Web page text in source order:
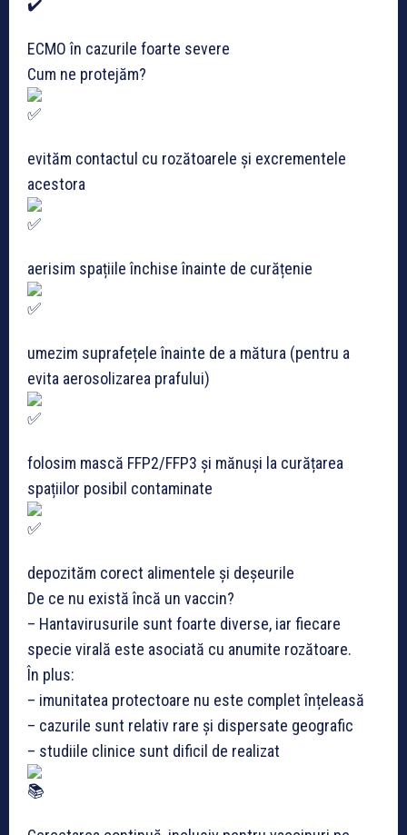
ECMO în cazurile foarte severe
Cum ne protejăm?
evităm contactul cu rozătoarele și excrementele
acestora
aerisim spațiile închise înainte de curățenie
umezim suprafețele înainte de a mătura (pentru a
evita aerosolizarea prafului)
folosim mască FFP2/FFP3 și mănuși la curățarea
spațiilor posibil contaminate
depozităm corect alimentele și deșeurile
De ce nu există încă un vaccin?
– Hantavirusurile sunt foarte diverse, iar fiecare
specie virală este asociată cu anumite rozătoare.
În plus:
– imunitatea protectoare nu este complet înțeleasă
– cazurile sunt relativ rare și dispersate geografic
– studiile clinice sunt dificil de realizat